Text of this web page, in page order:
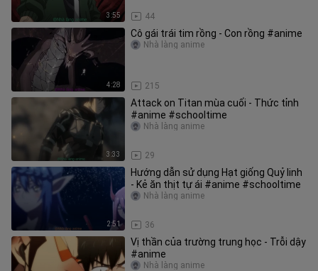
3:55 44
4:28
Cô gái trái tim rồng - Con rồng #anime
215
Nhà làng anime
3:33
Attack on Titan mùa cuối - Thức tỉnh
#anime #schooltime
29
Nhà làng anime
2:51
Hướng dẫn sử dụng Hạt giống Quỷ linh
- Kẻ ăn thịt tự ái #anime #schooltime
36
Nhà làng anime
Vị thần của trường trung học - Trỗi dậy
#anime
Nhà làng anime